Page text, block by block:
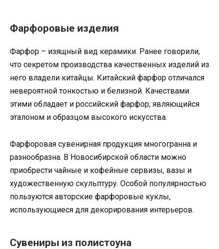
Фарфоровые изделия
Фарфор – изящный вид керамики. Ранее говорили,
что секретом производства качественных изделий из
него владели китайцы. Китайский фарфор отличался
невероятной тонкостью и белизной. Качествами
этими обладает и российский фарфор, являющийся
эталоном и образцом высокого искусства.
Фарфоровая сувенирная продукция многогранна и
разнообразна. В Новосибирской области можно
приобрести чайные и кофейные сервизы, вазы и
художественную скульптуру. Особой популярностью
пользуются авторские фарфоровые куклы,
использующиеся для декорирования интерьеров.
Сувениры из полистоуна